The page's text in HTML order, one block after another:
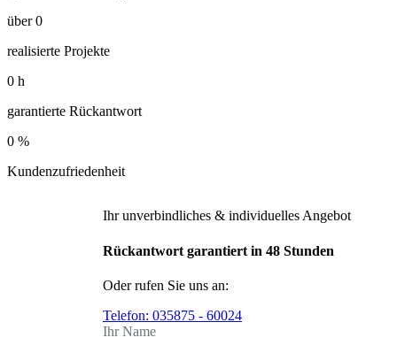
über 0
realisierte Projekte
0 h
garantierte Rückantwort
0 %
Kundenzufriedenheit
Ihr unverbindliches & individuelles Angebot
Rückantwort garantiert in 48 Stunden
Oder rufen Sie uns an:
Telefon: 035875 - 60024
Ihr Name